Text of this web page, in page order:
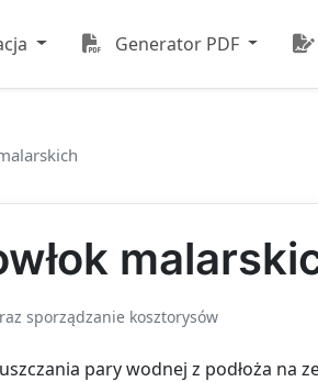
Generator PDF
sporządzanie kosztorysów
pary wodnej z podłoża na